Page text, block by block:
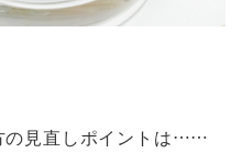
の見直しポイントは……